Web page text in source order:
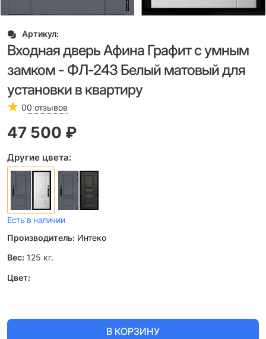
Артикул:
Входная дверь Афина Графит с умным
замком - ФЛ-243 Белый матовый для
установки в квартиру
00 отзывов
47 500 ₽
Другие цвета:
Есть в наличии
Производитель: Интеко
Вес: 125 кг.
Цвет:
В КОРЗИНУ